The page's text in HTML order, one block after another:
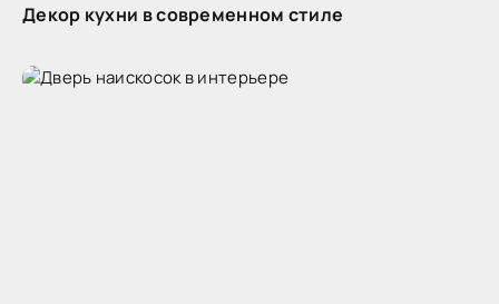
Декор кухни в современном стиле